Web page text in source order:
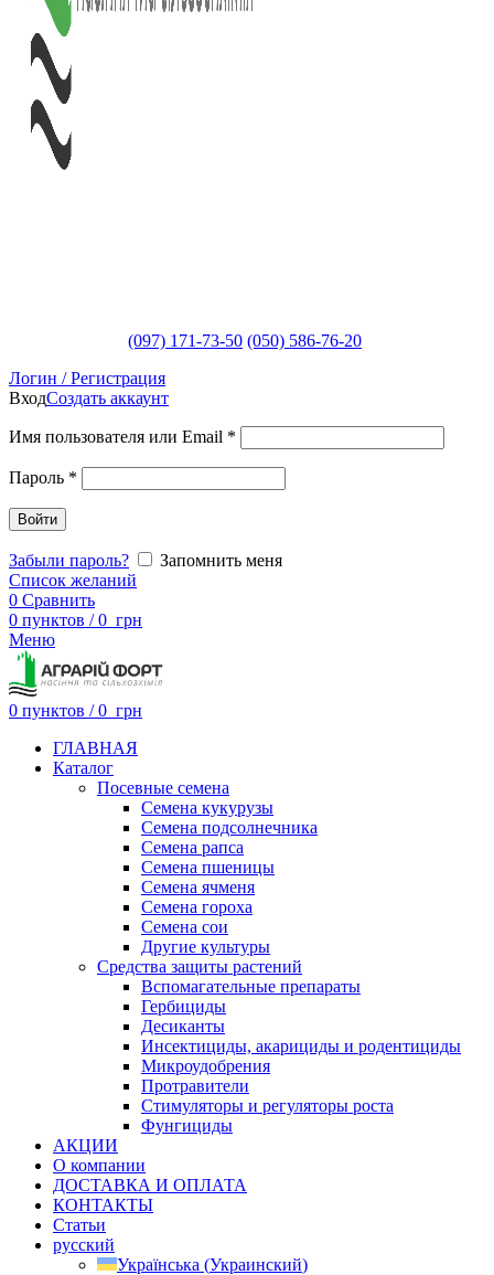
(097) 171-73-50 (050) 586-76-20
Логин / Регистрация
ВходСоздать аккаунт
Имя пользователя или Email *
Пароль *
Войти
Забыли пароль?
Запомнить меня
Список желаний
0 Сравнить
0 пунктов / 0 грн
Меню
0 пунктов / 0 грн
ГЛАВНАЯ
Каталог
Посевные семена
Семена кукурузы
Семена подсолнечника
Семена рапса
Семена пшеницы
Семена ячменя
Семена гороха
Семена сои
Другие культуры
Средства защиты растений
Вспомагательные препараты
Гербициды
Десиканты
Инсектициды, акарициды и родентициды
Микроудобрения
Протравители
Стимуляторы и регуляторы роста
Фунгициды
АКЦИИ
О компании
ДОСТАВКА И ОПЛАТА
КОНТАКТЫ
Статьи
русский
Українська (Украинский)